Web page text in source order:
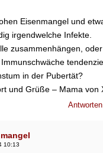
Eisenmangel und
irgendwelche Infekte.
zusammenhängen,
in der Pubertät?
und Grüße – Mama von
Antworten
10:13